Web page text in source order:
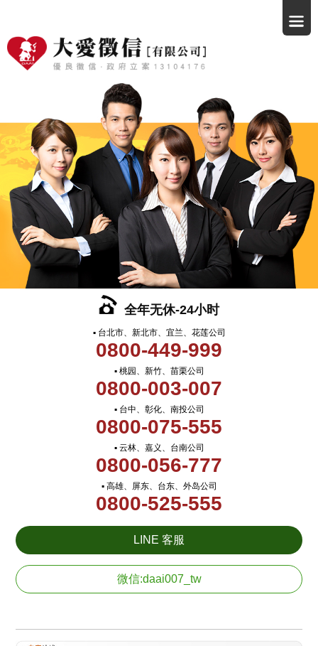
全年无休-24小时
▪ 台北市、新北市、宜兰、花莲公司
0800-449-999
▪ 桃园、新竹、苗栗公司
0800-003-007
▪ 台中、彰化、南投公司
0800-075-555
▪ 云林、嘉义、台南公司
0800-056-777
▪ 高雄、屏东、台东、外岛公司
0800-525-555
LINE 客服
微信:daai007_tw